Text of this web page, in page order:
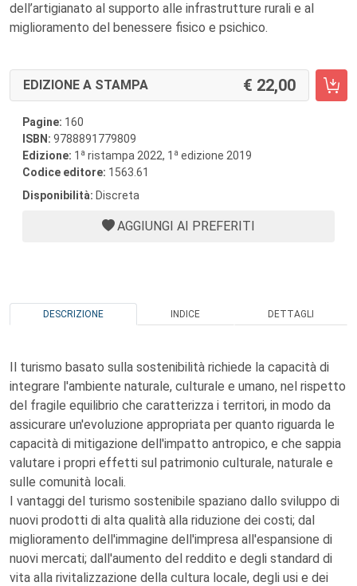
dell’artigianato al supporto alle infrastrutture rurali e al
miglioramento del benessere fisico e psichico.
EDIZIONE A STAMPA 22,00
Pagine: 160
ISBN: 9788891779809
Edizione: 1 a ristampa 2022, 1 a edizione 2019
Codice editore: 1563.61
Disponibilità: Discreta
AGGIUNGI AI PREFERITI
DESCRIZIONE INDICE DETTAGLI
Il turismo basato sulla sostenibilità richiede la capacità di
integrare l'ambiente naturale, culturale e umano, nel rispetto
del fragile equilibrio che caratterizza i territori, in modo da
assicurare un'evoluzione appropriata per quanto riguarda le
capacità di mitigazione dell'impatto antropico, e che sappia
valutare i propri effetti sul patrimonio culturale, naturale e
sulle comunità locali.
I vantaggi del turismo sostenibile spaziano dallo sviluppo di
nuovi prodotti di alta qualità alla riduzione dei costi; dal
miglioramento dell'immagine dell'impresa all'espansione di
nuovi mercati; dall'aumento del reddito e degli standard di
vita alla rivitalizzazione della cultura locale, degli usi e dei